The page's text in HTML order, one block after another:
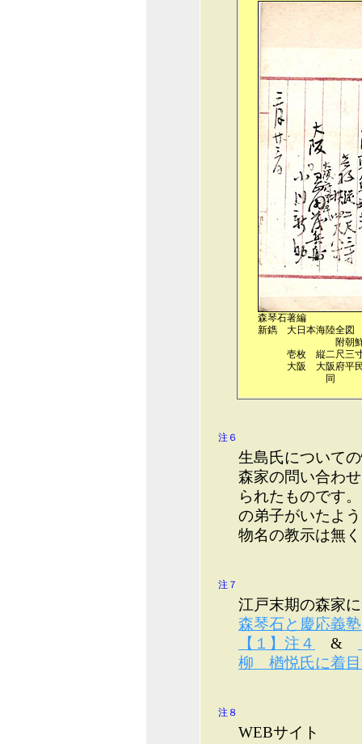
森琴石著編
新鐫 大日本海陸全図
附朝
壱枚 縦二尺三
大阪 大阪府平
同
注６
生島氏について
森家の問い合わ
られたものです
の弟子がいたよ
物名の教示は無
注７
江戸末期の森家
森琴石と慶応義
【１】注４
&
柳 楢悦氏に着
注８
WEBサイト